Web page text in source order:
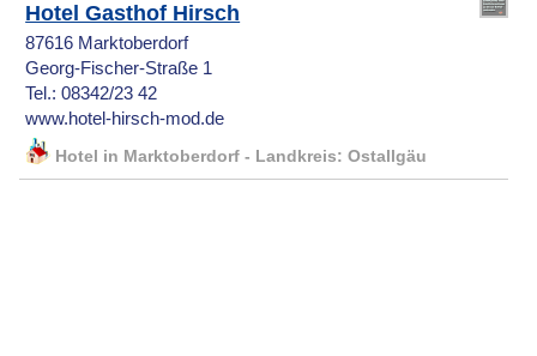
Hotel Gasthof Hirsch
87616 Marktoberdorf
Georg-Fischer-Straße 1
Tel.: 08342/23 42
www.hotel-hirsch-mod.de
Hotel in Marktoberdorf - Landkreis: Ostallgäu